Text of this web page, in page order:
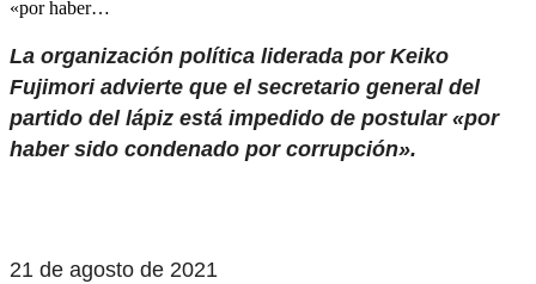
«por haber…
La organización política liderada por Keiko
Fujimori advierte que el secretario general del
partido del lápiz está impedido de postular «por
haber sido condenado por corrupción».
21 de agosto de 2021